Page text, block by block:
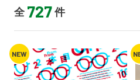
全 727 件
NEW